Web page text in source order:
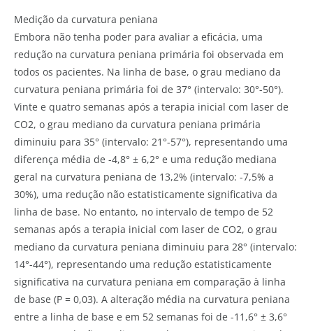
Medição da curvatura peniana
Embora não tenha poder para avaliar a eficácia, uma
redução na curvatura peniana primária foi observada em
todos os pacientes. Na linha de base, o grau mediano da
curvatura peniana primária foi de 37° (intervalo: 30°-50°).
Vinte e quatro semanas após a terapia inicial com laser de
CO2, o grau mediano da curvatura peniana primária
diminuiu para 35° (intervalo: 21°-57°), representando uma
diferença média de -4,8° ± 6,2° e uma redução mediana
geral na curvatura peniana de 13,2% (intervalo: -7,5% a
30%), uma redução não estatisticamente significativa da
linha de base. No entanto, no intervalo de tempo de 52
semanas após a terapia inicial com laser de CO2, o grau
mediano da curvatura peniana diminuiu para 28° (intervalo:
14°-44°), representando uma redução estatisticamente
significativa na curvatura peniana em comparação à linha
de base (P = 0,03). A alteração média na curvatura peniana
entre a linha de base e em 52 semanas foi de -11,6° ± 3,6°